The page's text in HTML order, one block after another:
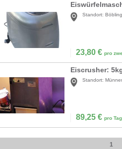
Standort:
23,80 € pro
Eiscrusher:
Standort:
89,25 € pro Tag
1